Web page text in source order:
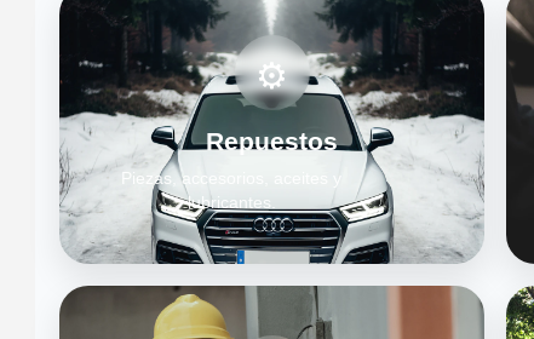
⚙️
Repuestos
Piezas, accesorios, aceites y
lubricantes.